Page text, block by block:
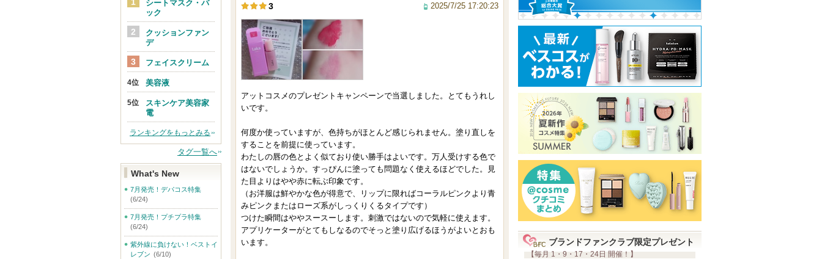
ン
バ
ー
に
お
り
登
録
さ
れ
て
3 2025/7/25 17:20:23
アットコスメのプレゼントキャンペーンで当選しました。とてもうれし
いです。
何度か使っていますが、色持ちがほとんど感じられません。塗り直しを
することを前提に使っています。
わたしの唇の色とよく似ており使い勝手はよいです。万人受けする色で
はないでしょうか。すっぴんに塗っても問題なく使えるほどでした。見
た目よりはやや赤に転ぶ印象です。
（お洋服は鮮やかな色が得意で、リップに限ればコーラルピンクより青
みピンクまたはローズ系がしっくりくるタイプです）
つけた瞬間はややスースーします。刺激ではないので気軽に使えます。
アプリケーターがとてもしなるのでそっと塗り広げるほうがよいとおも
います。
ブランドファンクラブ限定プレゼント
【毎月 1・9・17・24日 開催！】
シートマスク・パ
ック
クッションファン
デ
フェイスクリーム
美容液
スキンケア美容家
電
ランキングをもっとみる
タグ一覧へ
What's New
7月発売！デパコス特集
(6/24)
7月発売！プチプラ特集
(6/24)
紫外線に負けない！ベストイ
レブン (6/10)